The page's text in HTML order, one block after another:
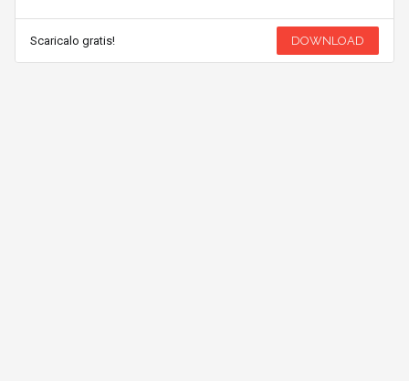
Scaricalo gratis! DOWNLOAD